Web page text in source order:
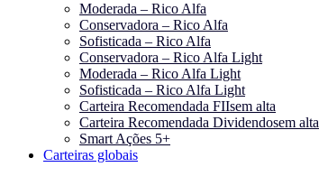
Moderada – Rico Alfa
Conservadora – Rico Alfa
Sofisticada – Rico Alfa
Conservadora – Rico Alfa Light
Moderada – Rico Alfa Light
Sofisticada – Rico Alfa Light
Carteira Recomendada FIIsem alta
Carteira Recomendada Dividendosem alta
Smart Ações 5+
Carteiras globais